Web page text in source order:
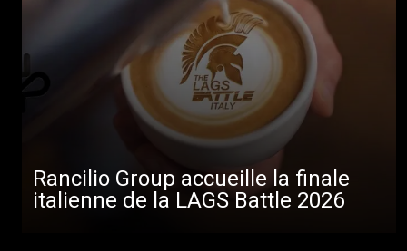
Rancilio Group accueille la finale
italienne de la LAGS Battle 2026